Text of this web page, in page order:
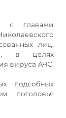
с главами
лиц,
в целях
вируса АЧС.
подсобных
поголовья